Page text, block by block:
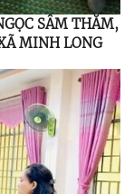
SÂM THĂM,
MINH LONG